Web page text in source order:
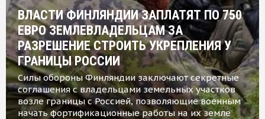
ВЛАСТИ ФИНЛЯНДИИ ЗАПЛАТЯТ ПО 750
ЕВРО ЗЕМЛЕВЛАДЕЛЬЦАМ ЗА
РАЗРЕШЕНИЕ СТРОИТЬ УКРЕПЛЕНИЯ У
ГРАНИЦЫ РОССИИ
Силы обороны Финляндии заключают секретные
соглашения с владельцами земельных участков
возле границы с Россией, позволяющие военным
начать фортификационные работы на их земле